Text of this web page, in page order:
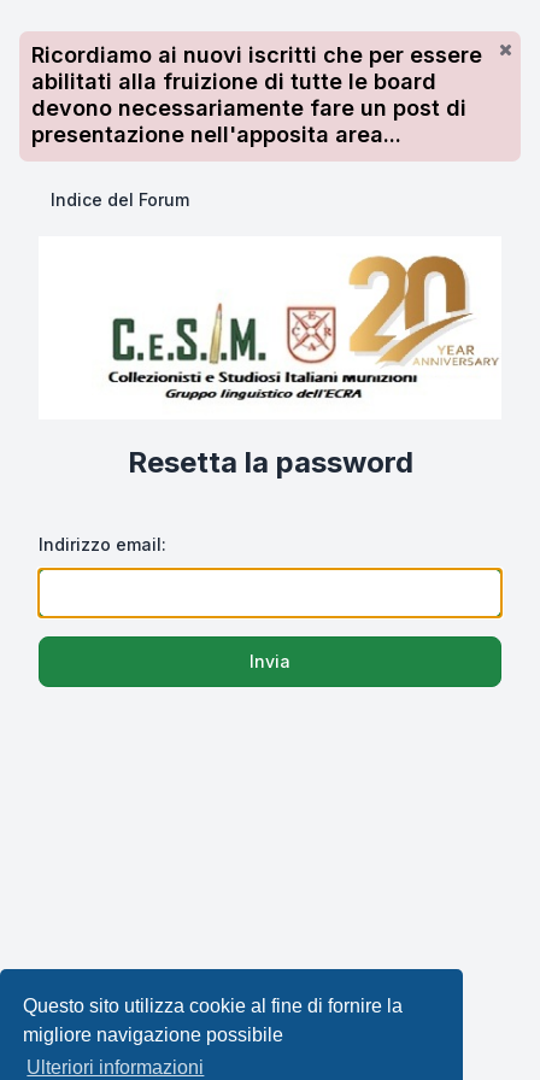
Questo sito utilizza cookie al fine di fornire la
migliore navigazione possibile
Ulteriori informazioni
Ricordiamo ai nuovi iscritti che per essere
abilitati alla fruizione di tutte le board
devono necessariamente fare un post di
presentazione nell'apposita area...
Indice del Forum
Resetta la password
Indirizzo email:
Invia